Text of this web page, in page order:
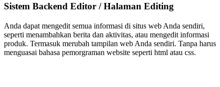
Sistem Backend Editor / Halaman Editing
Anda dapat mengedit semua informasi di situs web Anda sendiri,
seperti menambahkan berita dan aktivitas, atau mengedit informasi
produk. Termasuk merubah tampilan web Anda sendiri. Tanpa harus
menguasai bahasa pemorgraman website seperti html atau css.